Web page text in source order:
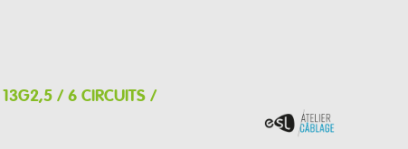
13G2,5 / 6 CIRCUITS /